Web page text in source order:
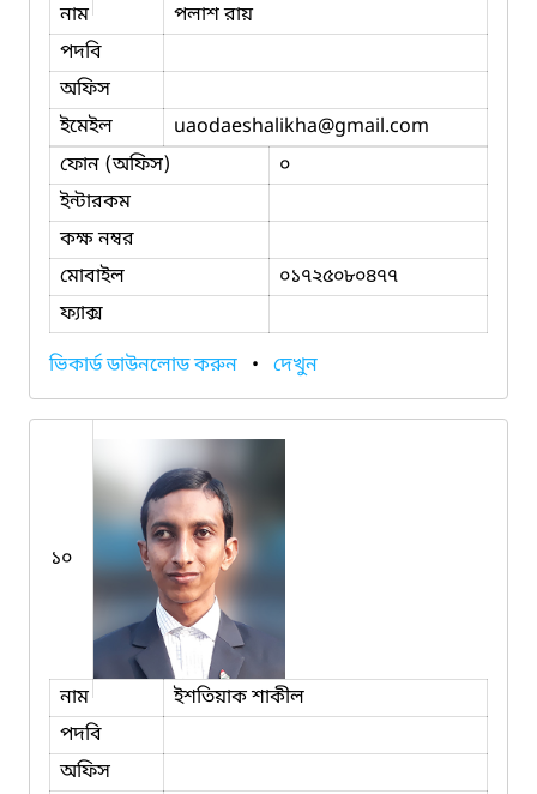
নাম
পলাশ রায়
পদবি
অফিস
ইমেইল
uaodaeshalikha@gmail.com
ফোন (অফিস)
০
ইন্টারকম
কক্ষ নম্বর
মোবাইল
০১৭২৫০৮০৪৭৭
ফ্যাক্স
ভিকার্ড ডাউনলোড করুন • দেখুন
১০
নাম
ইশতিয়াক শাকীল
পদবি
অফিস